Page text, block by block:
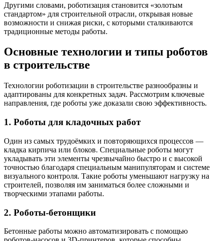
Другими словами, роботизация становится «золотым
стандартом» для строительной отрасли, открывая новые
возможности и снижая риски, с которыми сталкиваются
традиционные методы работы.
Основные технологии и типы роботов
в строительстве
Технологии роботизации в строительстве разнообразны и
адаптированы для конкретных задач. Рассмотрим ключевые
направления, где роботы уже доказали свою эффективность.
1. Роботы для кладочных работ
Один из самых трудоёмких и повторяющихся процессов —
кладка кирпича или блоков. Специальные роботы могут
укладывать эти элементы чрезвычайно быстро и с высокой
точностью благодаря специальным манипуляторам и системе
визуального контроля. Такие роботы уменьшают нагрузку на
строителей, позволяя им заниматься более сложными и
творческими этапами работы.
2. Роботы-бетонщики
Бетонные работы можно автоматизировать с помощью